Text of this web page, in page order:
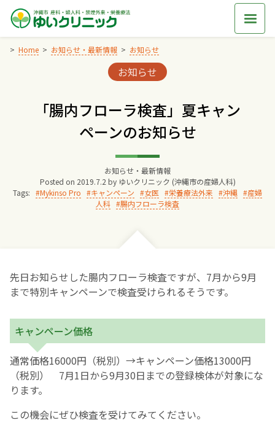
Skip
content
Home お知らせ・最新情報 お知らせ
Categories:
お知らせ
「腸内フローラ検査」夏キャン
ペーンのお知らせ
お知らせ・最新情報
Posted on 2019.7.2 by ゆいクリニック (沖縄市の産婦人科)
Tags:
Mykinso Pro キャンペーン 女医 栄養療法外来 沖縄
産婦
人科
腸内フローラ検査
先日お知らせした腸内フローラ検査ですが、7月から9月
まで特別キャンペーンで検査受けられるそうです。
キャンペーン価格
通常価格16000円（税別）→キャンペーン価格13000円
（税別） 7月1日から9月30日までの登録検体が対象にな
ります。
この機会にぜひ検査を受けてみてください。
交通アクセス
院長からのごあいさつ
ゆいクリニックの経営理念
診療料金
お産について
親と子の結びつき支援
母乳育児